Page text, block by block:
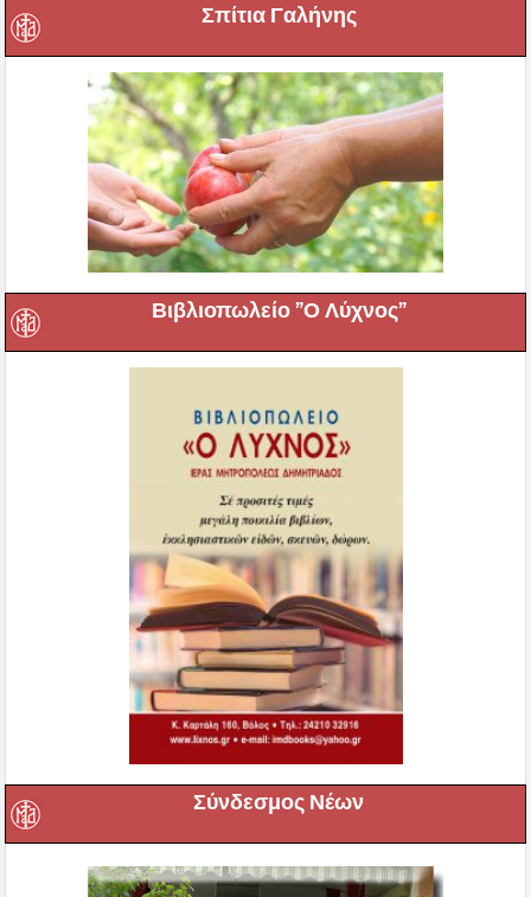
Σπίτια Γαλήνης
Βιβλιοπωλείο ”Ο Λύχνος”
Σύνδεσμος Νέων